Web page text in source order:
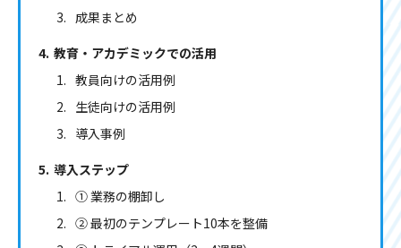
成果まとめ
教育・アカデミックでの活用
教員向けの活用例
生徒向けの活用例
導入事例
導入ステップ
① 業務の棚卸し
② 最初のテンプレート10本を整備